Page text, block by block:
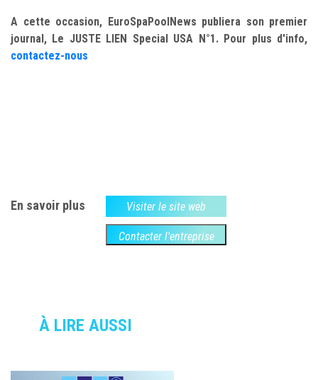
A cette occasion, EuroSpaPoolNews publiera son premier
journal, Le JUSTE LIEN Special USA N°1. Pour plus d'info,
contactez-nous
En savoir plus Visiter le site web
Contacter l'entreprise
À LIRE AUSSI